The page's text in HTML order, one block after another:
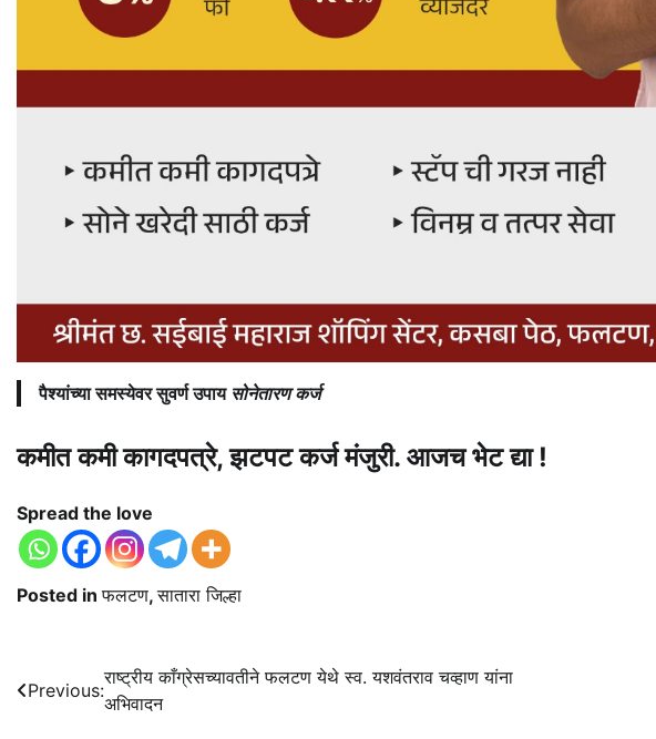
पैश्यांच्या समस्येवर सुवर्ण उपाय सोनेतारण कर्ज
कमीत कमी कागदपत्रे, झटपट कर्ज मंजुरी. आजच भेट द्या !
Spread the love
Posted inफलटण,सातारा जिल्हा
Post
navigation
Previous:
राष्ट्रीय काँग्रेसच्यावतीने फलटण येथे स्व. यशवंतराव चव्हाण यांना
अभिवादन